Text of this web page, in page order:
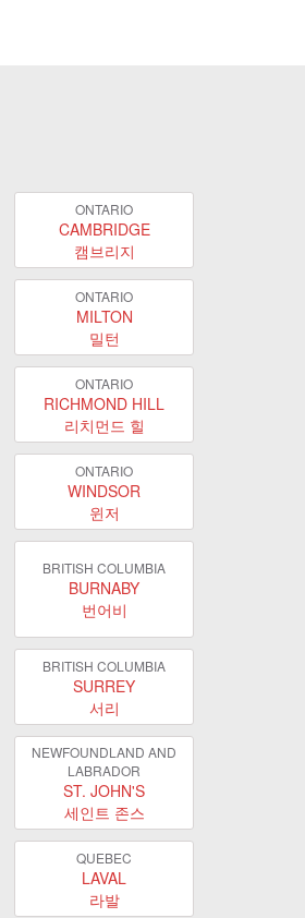
ONTARIO
CAMBRIDGE
캠브리지
ONTARIO
MILTON
밀턴
ONTARIO
RICHMOND HILL
리치먼드 힐
ONTARIO
WINDSOR
윈저
BRITISH COLUMBIA
BURNABY
번어비
BRITISH COLUMBIA
SURREY
서리
NEWFOUNDLAND AND
LABRADOR
ST. JOHN'S
세인트 존스
QUEBEC
LAVAL
라발